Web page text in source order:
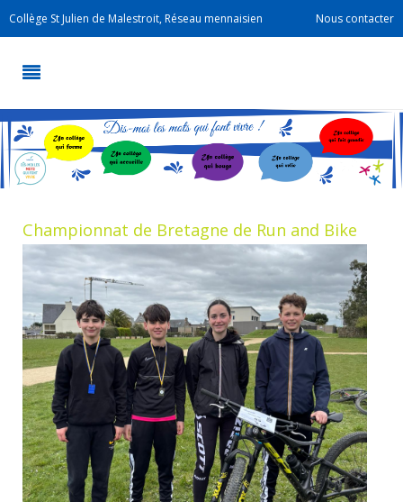
Collège St Julien de Malestroit, Réseau mennaisien Nous contacter
Championnat de Bretagne de Run and Bike